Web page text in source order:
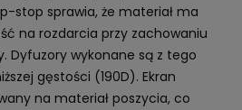
stop sprawia, że materiał ma
na rozdarcia przy zachowaniu
Dyfuzory wykonane są z tego
gęstości (190D). Ekran
na materiał poszycia, co